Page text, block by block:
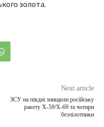
золота.
Next article
ЗСУ на півдні знищили російську
ракету X-59/X-69 та чотири
безпілотники